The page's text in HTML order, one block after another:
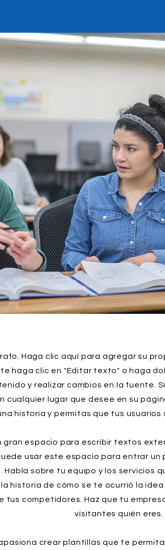
Haga clic aquí para agregar su
haga clic en "Editar texto" o haga
y realizar cambios en la fuente.
cualquier lugar que desee en su
historia y permitas que tus usuarios
gran espacio para escribir textos
usar este espacio para entrar un
Habla sobre tu equipo y los servicios
historia de cómo se te ocurrió la
tus competidores. Haz que tu
visitantes quién eres.
apasiona crear plantillas que te